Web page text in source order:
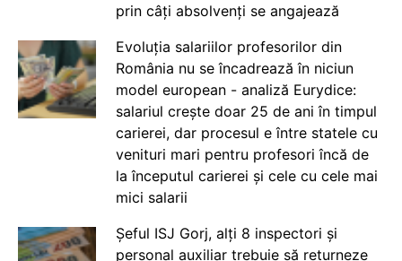
prin câți absolvenți se angajează
Evoluția salariilor profesorilor din
România nu se încadrează în niciun
model european - analiză Eurydice:
salariul crește doar 25 de ani în timpul
carierei, dar procesul e între statele cu
venituri mari pentru profesori încă de
la începutul carierei și cele cu cele mai
mici salarii
Șeful ISJ Gorj, alți 8 inspectori și
personal auxiliar trebuie să returneze